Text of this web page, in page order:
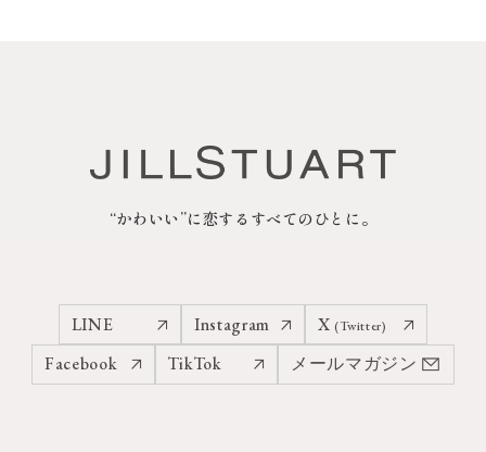
“かわいい”に恋するすべてのひとに。
LINE Instagram X (Twitter)
Facebook TikTok メールマガジン